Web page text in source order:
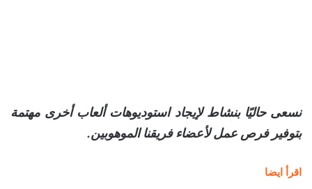
نسعى حاليًا بنشاط لإيجاد استوديوهات ألعاب أخرى مهتمة
بتوفير فرص عمل لأعضاء فريقنا الموهوبين.
اقرأ ايضا